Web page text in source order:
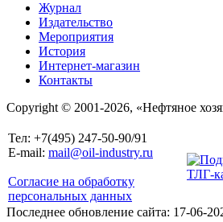
Журнал
Издательство
Мероприятия
История
Интернет-магазин
Контакты
Copyright © 2001-2026, «Нефтяное
Тел: +7(495) 247-50-90/91
E-mail: mail@oil-industry.ru
Согласие на обработку
персональных данных
Последнее обновление сайта: 17-06-